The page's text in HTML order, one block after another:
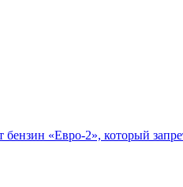
бензин «Евро-2», который